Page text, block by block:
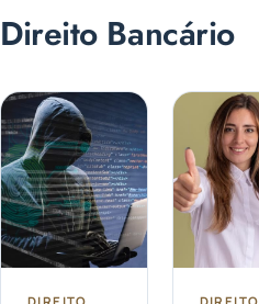
Direito Bancário